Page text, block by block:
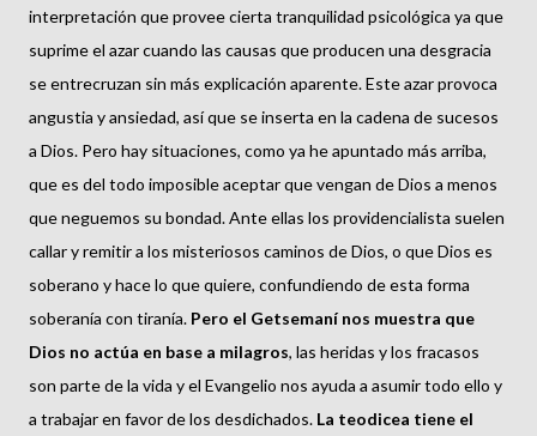
interpretación que provee cierta tranquilidad psicológica ya que
suprime el azar cuando las causas que producen una desgracia
se entrecruzan sin más explicación aparente. Este azar provoca
angustia y ansiedad, así que se inserta en la cadena de sucesos
a Dios. Pero hay situaciones, como ya he apuntado más arriba,
que es del todo imposible aceptar que vengan de Dios a menos
que neguemos su bondad. Ante ellas los providencialista suelen
callar y remitir a los misteriosos caminos de Dios, o que Dios es
soberano y hace lo que quiere, confundiendo de esta forma
soberanía con tiranía. Pero el Getsemaní nos muestra que
Dios no actúa en base a milagros, las heridas y los fracasos
son parte de la vida y el Evangelio nos ayuda a asumir todo ello y
a trabajar en favor de los desdichados. La teodicea tiene el